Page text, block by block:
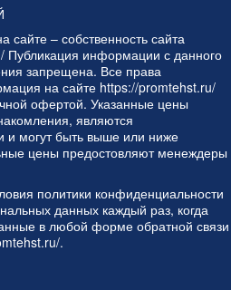
– собственность сайта
Публикация информации с данного
запрещена. Все права
на сайте https://promtehst.ru/
офертой. Указанные цены
являются
и могут быть выше или ниже
цены предостовляют менеждеры
политики конфиденциальности
данных каждый раз, когда
в любой форме обратной связи
.